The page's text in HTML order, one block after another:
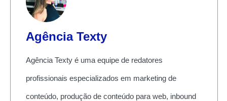
Agência Texty
Agência Texty é uma equipe de redatores
profissionais especializados em marketing de
conteúdo, produção de conteúdo para web, inbound